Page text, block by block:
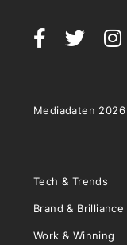
Mediadaten 2026
Tech & Trends
Brand & Brilliance
Work & Winning